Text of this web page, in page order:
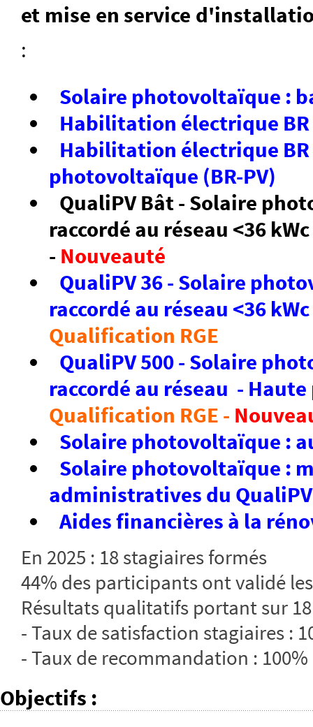
et mise en service
:
Solaire photovoltaïque :
Habilitation électrique BR
Habilitation électrique
photovoltaïque (BR-PV)
QualiPV Bât - Solaire
raccordé au réseau <36
- Nouveauté
QualiPV 36 - Solaire
raccordé au réseau <36
Qualification RGE
QualiPV 500 - Solaire
raccordé au réseau - Haute
Qualification RGE -
Solaire photovoltaïque :
Solaire photovoltaïque :
administratives du
Aides financières à la
En 2025 : 18 stagiaires formés
44% des participants ont validé
Résultats qualitatifs portant sur
- Taux de satisfaction stagiaires :
- Taux de recommandation : 100%
Objectifs :